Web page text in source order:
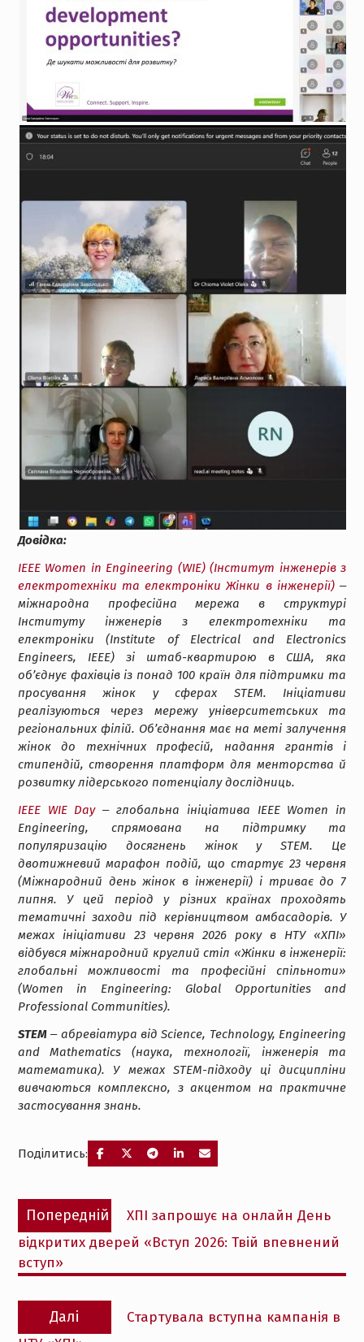
Довідка:
IEEE Women in Engineering (WIE) (Інститут інженерів з
електротехніки та електроніки Жінки в інженерії) ‒
міжнародна професійна мережа в структурі
Інституту інженерів з електротехніки та
електроніки (Institute of Electrical and Electronics
Engineers, IEEE) зі штаб-квартирою в США, яка
об’єднує фахівців із понад 100 країн для підтримки та
просування жінок у сферах STEM. Ініціативи
реалізуються через мережу університетських та
регіональних філій. Об’єднання має на меті залучення
жінок до технічних професій, надання грантів і
стипендій, створення платформ для менторства й
розвитку лідерського потенціалу дослідниць.
IEEE WIE Day‒ глобальна ініціатива IEEE Women in
Engineering, спрямована на підтримку та
популяризацію досягнень жінок у STEM. Це
двотижневий марафон подій, що стартує 23 червня
(Міжнародний день жінок в інженерії) і триває до 7
липня. У цей період у різних країнах проходять
тематичні заходи під керівництвом амбасадорів. У
межах ініціативи 23 червня 2026 року в НТУ «ХПІ»
відбувся міжнародний круглий стіл «Жінки в інженерії:
глобальні можливості та професійні спільноти»
(Women in Engineering: Global Opportunities and
Professional Communities).
STEM‒ абревіатура від Science, Technology, Engineering
and Mathematics (наука, технології, інженерія та
математика). У межах STEM-підходу ці дисципліни
вивчаються комплексно, з акцентом на практичне
застосування знань.
Поділитись:
Навігація
записів
Попередній
запис:
ХПІ запрошує на онлайн День
відкритих дверей «Вступ 2026: Твій впевнений
вступ»
Далі
запис:
Стартувала вступна кампанія в